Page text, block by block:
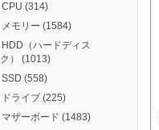
CPU (314)
メモリー (1584)
HDD（ハードディス
ク）
(1013)
SSD (558)
ドライブ(225)
マザーボード (1483)